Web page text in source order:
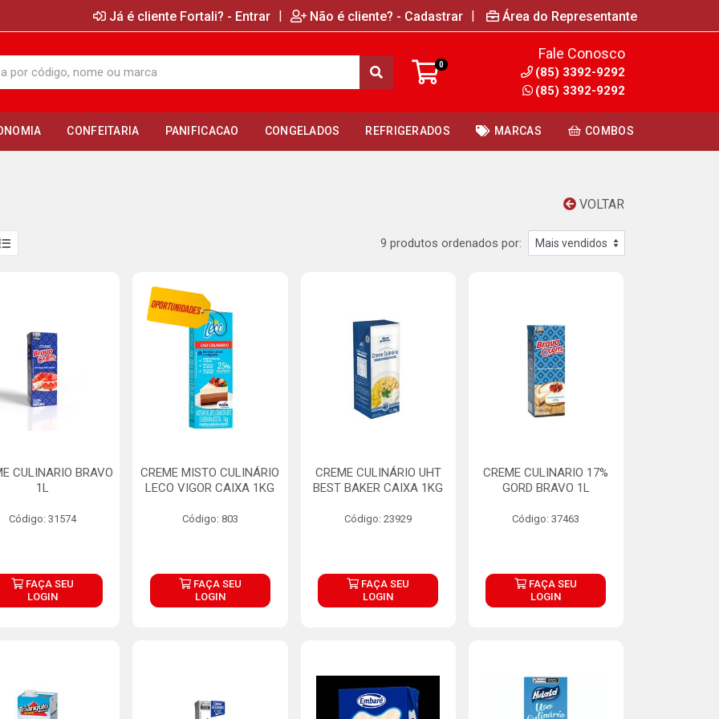
Já é cliente Fortali? - Entrar | Não é cliente? - Cadastrar | Área do Representante
0
Fale Conosco
(85) 3392-9292
(85) 3392-9292
CONFEITARIA PANIFICACAO CONGELADOS REFRIGERADOS MARCAS COMBOS
VOLTAR
9 produtos ordenados por:
CULINARIO BRAVO
1L
Código: 31574
FAÇA SEU
LOGIN
CREME MISTO CULINÁRIO
LECO VIGOR CAIXA 1KG
Código: 803
FAÇA SEU
LOGIN
CREME CULINÁRIO UHT
BEST BAKER CAIXA 1KG
Código: 23929
FAÇA SEU
LOGIN
CREME CULINARIO 17%
GORD BRAVO 1L
Código: 37463
FAÇA SEU
LOGIN